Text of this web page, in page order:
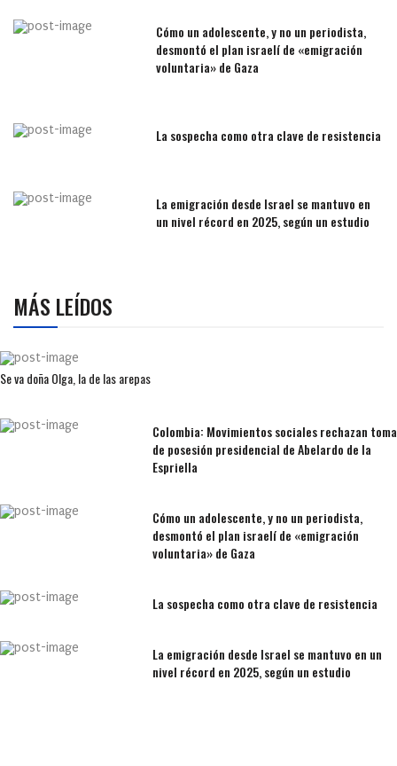
Cómo un adolescente, y no un periodista,
desmontó el plan israelí de «emigración
voluntaria» de Gaza
La sospecha como otra clave de resistencia
La emigración desde Israel se mantuvo en
un nivel récord en 2025, según un estudio
MÁS LEÍDOS
Se va doña Olga, la de las arepas
Colombia: Movimientos sociales rechazan toma
de posesión presidencial de Abelardo de la
Espriella
Cómo un adolescente, y no un periodista,
desmontó el plan israelí de «emigración
voluntaria» de Gaza
La sospecha como otra clave de resistencia
La emigración desde Israel se mantuvo en un
nivel récord en 2025, según un estudio